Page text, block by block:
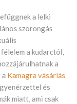
a lelki
szorongás
a kudarctól,
a
a Kamagra vásárlás
és
miatt, ami csak